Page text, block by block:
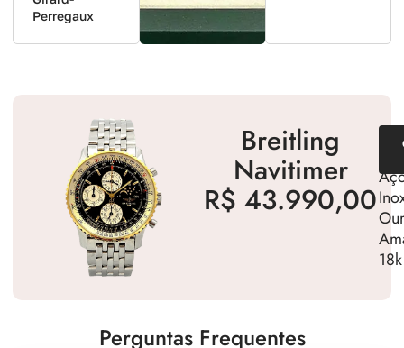
Perregaux
Breitling
Navitimer
R$ 43.990,00
18k
Perguntas Frequentes